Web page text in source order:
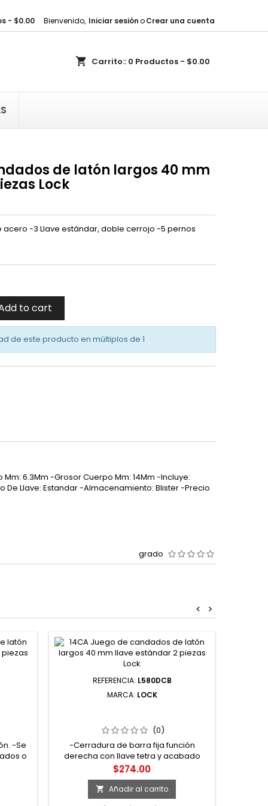
Bienvenido, Iniciar sesiónoCrear una cuenta
- $0.00
shopping_cart Carrito:: 0 Productos - $0.00
de latón largos 40 mm
Lock
-3 Llave estándar, doble cerrojo -5 pernos
to cart
de este producto en múltiplos de 1
6.3Mm -Grosor Cuerpo Mm: 14Mm -Incluye:
De Llave: Estandar -Almacenamiento: Blister -Precio
grado
>
<
-Se
o
a
su
de
REFERENCIA: L580DCB
MARCA: LOCK
BRILLANTE LLAVE TETRA EN CAJA
LOCK
(0)
-Cerradura de barra fija función
derecha con llave tetra y acabado
cromo brillante en caja Lock.. -Para
puertas abatibles de metal o madera..
-Cilindro fabricado en latón sólido.
Cerradura soldable o atornillable.. -
Precio
$274.00
 Añadir al carrito